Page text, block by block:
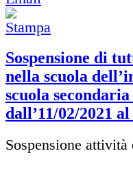
Sospensione di
nella scuola
scuola
dall’11/02/2021
Sospensione